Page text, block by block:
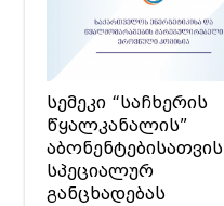
სემეკი “საჩხერის
წყალკანალის”
აბონენტებისათვის
სპეციალურ
განცხადებას